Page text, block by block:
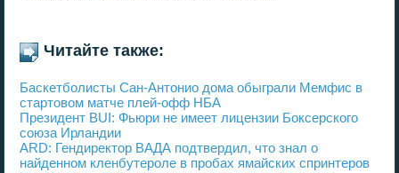
Читайте также:
Баскетболисты Сан-Антонио дома обыграли Мемфис в
стартовом матче плей-офф НБА
Президент BUI: Фьюри не имеет лицензии Боксерского
союза Ирландии
ARD: Гендиректор ВАДА подтвердил, что знал о
найденном кленбутероле в пробах ямайских спринтеров